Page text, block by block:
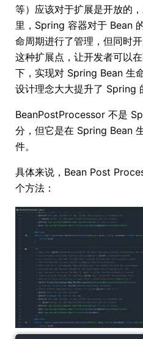
等）应该对于扩展是开放的
里，Spring 容器对于 Bean
命周期进行了管理，但同时
这种扩展点，让开发者可以
下，实现对 Spring Bean 生
设计理念大大提升了 Spring
BeanPostProcessor 不是
分，但它是在 Spring Bean
件。
具体来说，Bean Post
个方法：